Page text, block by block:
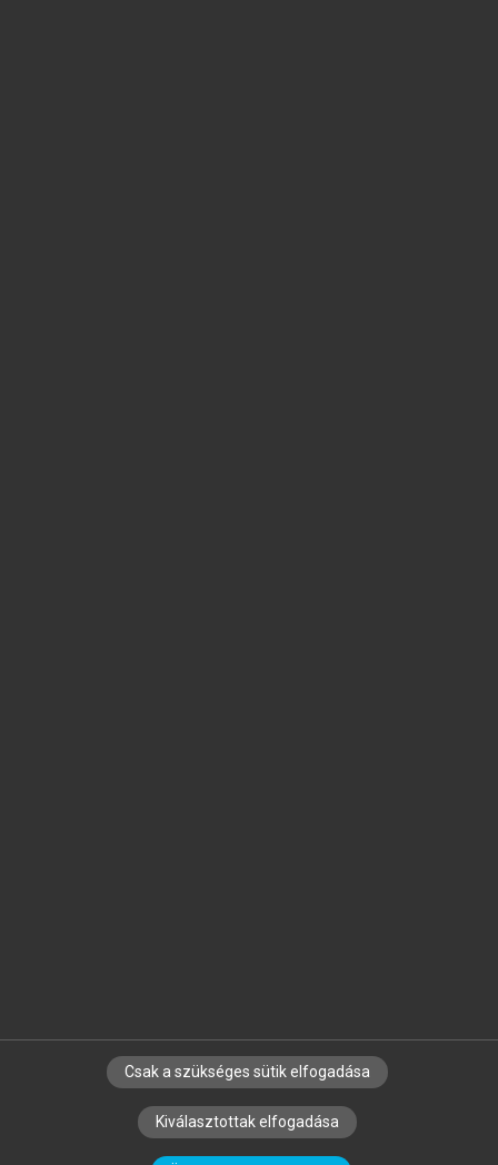
SZERZŐKNEK CÉGEKNEK KÖNYVTÁROSOKNAK
SZERKESZTÉSI ÉS LEKTORÁLÁSI ALAPELVEK
Csak a szükséges sütik elfogadása
Kiválasztottak elfogadása